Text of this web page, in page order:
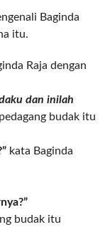
Baginda
itu.
Raja dengan
dan inilah
budak itu
kata Baginda
budak itu